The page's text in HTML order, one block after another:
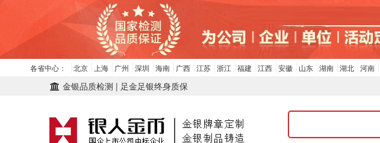
各省中心： 北京 上海 广州 深圳 海南 广西 江苏 浙江 福建 江西 安徽 山东 湖南 湖北 河南
金银品质检测 | 足金足银终身质保